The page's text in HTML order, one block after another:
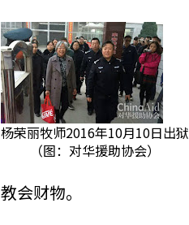
杨荣丽牧师2016年10月10日出狱
（图：对华援助协会）
教会财物。